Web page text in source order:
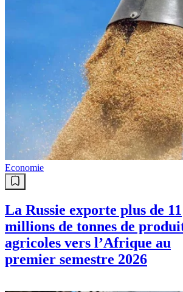
Economie
La Russie exporte plus de 11
millions de tonnes de
agricoles vers l’Afrique au
premier semestre 2026